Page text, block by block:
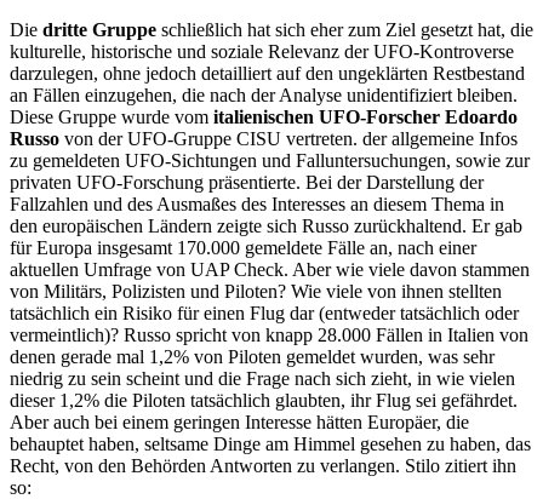
Die dritte Gruppe schließlich hat sich eher zum Ziel gesetzt hat, die
kulturelle, historische und soziale Relevanz der UFO-Kontroverse
darzulegen, ohne jedoch detailliert auf den ungeklärten Restbestand
an Fällen einzugehen, die nach der Analyse unidentifiziert bleiben.
Diese Gruppe wurde vom italienischen UFO-Forscher Edoardo
Russo von der UFO-Gruppe CISU vertreten. der allgemeine Infos
zu gemeldeten UFO-Sichtungen und Falluntersuchungen, sowie zur
privaten UFO-Forschung präsentierte. Bei der Darstellung der
Fallzahlen und des Ausmaßes des Interesses an diesem Thema in
den europäischen Ländern zeigte sich Russo zurückhaltend. Er gab
für Europa insgesamt 170.000 gemeldete Fälle an, nach einer
aktuellen Umfrage von UAP Check. Aber wie viele davon stammen
von Militärs, Polizisten und Piloten? Wie viele von ihnen stellten
tatsächlich ein Risiko für einen Flug dar (entweder tatsächlich oder
vermeintlich)? Russo spricht von knapp 28.000 Fällen in Italien von
denen gerade mal 1,2% von Piloten gemeldet wurden, was sehr
niedrig zu sein scheint und die Frage nach sich zieht, in wie vielen
dieser 1,2% die Piloten tatsächlich glaubten, ihr Flug sei gefährdet.
Aber auch bei einem geringen Interesse hätten Europäer, die
behauptet haben, seltsame Dinge am Himmel gesehen zu haben, das
Recht, von den Behörden Antworten zu verlangen. Stilo zitiert ihn
so: